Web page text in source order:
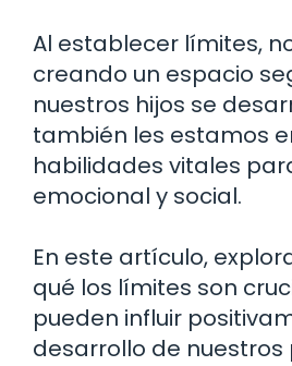
Al establecer límites,
creando un espacio
nuestros hijos se
también les estamos
habilidades vitales
emocional y social.
En este artículo,
qué los límites son
pueden influir
desarrollo de nuestros